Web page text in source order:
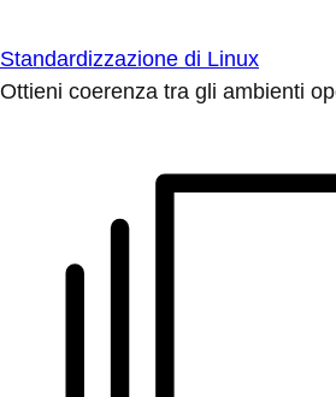
Standardizzazione di Linux
Ottieni coerenza tra gli ambienti